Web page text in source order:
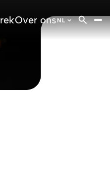
Over onsNL
DE German